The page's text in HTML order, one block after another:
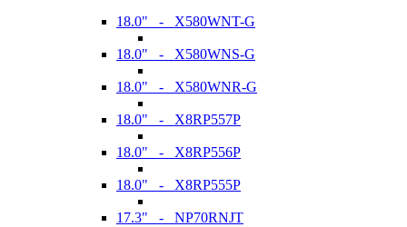
18.0" - X580WNT-G
18.0" - X580WNS-G
18.0" - X580WNR-G
18.0" - X8RP557P
18.0" - X8RP556P
18.0" - X8RP555P
17.3" - NP70RNJT